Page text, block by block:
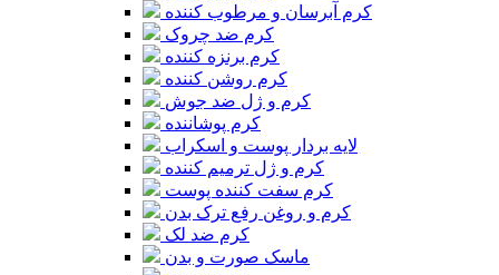
کرم آبرسان و مرطوب کننده
کرم ضد چروک
کرم برنزه کننده
کرم روشن کننده
کرم و ژل ضد جوش
کرم پوشاننده
لایه بردار پوست و اسکراب
کرم و ژل ترمیم کننده
کرم سفت کننده پوست
کرم و روغن رفع ترک بدن
کرم ضد لک
ماسک صورت و بدن